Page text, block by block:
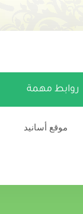
روابط مهمة
موقع أسانيد